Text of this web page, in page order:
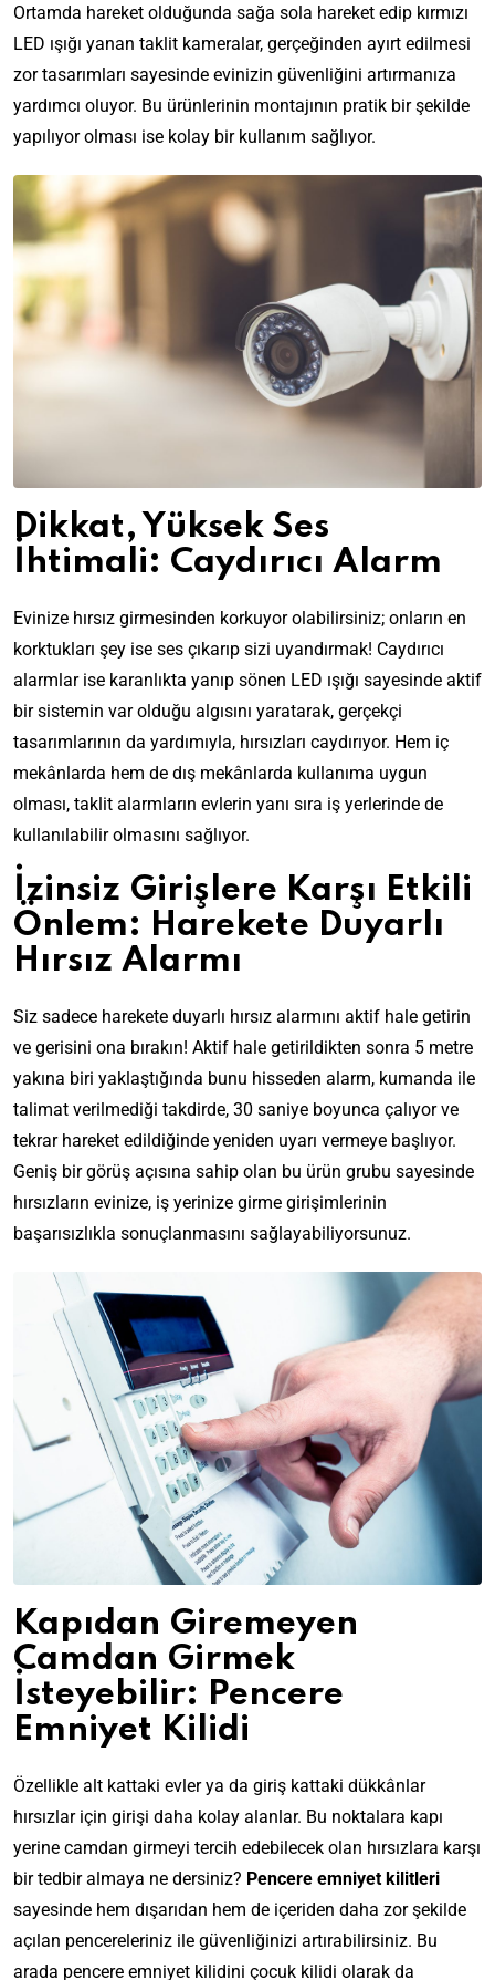
Ortamda hareket olduğunda sağa sola hareket edip kırmızı
LED ışığı yanan taklit kameralar, gerçeğinden ayırt edilmesi
zor tasarımları sayesinde evinizin güvenliğini artırmanıza
yardımcı oluyor. Bu ürünlerinin montajının pratik bir şekilde
yapılıyor olması ise kolay bir kullanım sağlıyor.
Dikkat, Yüksek Ses
İhtimali: Caydırıcı Alarm
Evinize hırsız girmesinden korkuyor olabilirsiniz; onların en
korktukları şey ise ses çıkarıp sizi uyandırmak! Caydırıcı
alarmlar ise karanlıkta yanıp sönen LED ışığı sayesinde aktif
bir sistemin var olduğu algısını yaratarak, gerçekçi
tasarımlarının da yardımıyla, hırsızları caydırıyor. Hem iç
mekânlarda hem de dış mekânlarda kullanıma uygun
olması, taklit alarmların evlerin yanı sıra iş yerlerinde de
kullanılabilir olmasını sağlıyor.
İzinsiz Girişlere Karşı Etkili
Önlem: Harekete Duyarlı
Hırsız Alarmı
Siz sadece harekete duyarlı hırsız alarmını aktif hale getirin
ve gerisini ona bırakın! Aktif hale getirildikten sonra 5 metre
yakına biri yaklaştığında bunu hisseden alarm, kumanda ile
talimat verilmediği takdirde, 30 saniye boyunca çalıyor ve
tekrar hareket edildiğinde yeniden uyarı vermeye başlıyor.
Geniş bir görüş açısına sahip olan bu ürün grubu sayesinde
hırsızların evinize, iş yerinize girme girişimlerinin
başarısızlıkla sonuçlanmasını sağlayabiliyorsunuz.
Kapıdan Giremeyen
Camdan Girmek
İsteyebilir: Pencere
Emniyet Kilidi
Özellikle alt kattaki evler ya da giriş kattaki dükkânlar
hırsızlar için girişi daha kolay alanlar. Bu noktalara kapı
yerine camdan girmeyi tercih edebilecek olan hırsızlara karşı
bir tedbir almaya ne dersiniz? Pencere emniyet kilitleri
sayesinde hem dışarıdan hem de içeriden daha zor şekilde
açılan pencereleriniz ile güvenliğinizi artırabilirsiniz. Bu
arada pencere emniyet kilidini çocuk kilidi olarak da